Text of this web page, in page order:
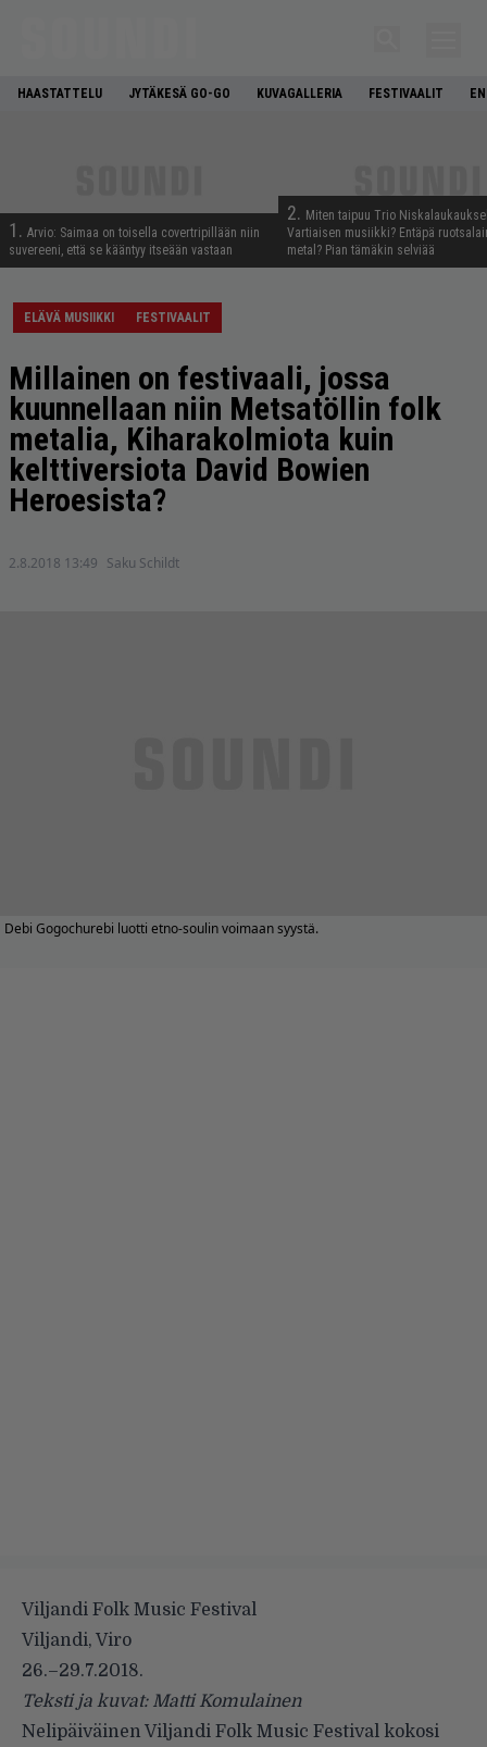
HAASTATTELU JYTÄKESÄ GO-GO KUVAGALLERIA FESTIVAALIT
1. Arvio: Saimaa on toisella covertripillään niin
suvereeni, että se kääntyy itseään vastaan
2. Miten taipuu Trio
Vartiaisen musiikki? Entäpä
metal? Pian tämäkin selviää
ELÄVÄ MUSIIKKI FESTIVAALIT
Millainen on festivaali, jossa
kuunnellaan niin Metsatöllin folk
metalia, Kiharakolmiota kuin
kelttiversiota David Bowien
Heroesista?
2.8.2018 13:49 Saku Schildt
Debi Gogochurebi luotti etno-soulin voimaan syystä.
Viljandi Folk Music Festival
Viljandi, Viro
26.–29.7.2018.
Teksti ja kuvat: Matti Komulainen
Nelipäiväinen Viljandi Folk Music Festival kokosi